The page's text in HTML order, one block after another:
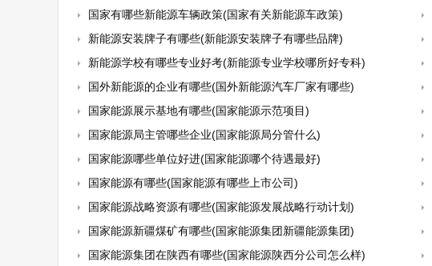
国家有哪些新能源车辆政策(国家有关新能源车政策)
新能源安装牌子有哪些(新能源安装牌子有哪些品牌)
新能源学校有哪些专业好考(新能源专业学校哪所好专科)
国外新能源的企业有哪些(国外新能源汽车厂家有哪些)
国家能源展示基地有哪些(国家能源示范项目)
国家能源局主管哪些企业(国家能源局分管什么)
国家能源哪些单位好进(国家能源哪个待遇最好)
国家能源有哪些(国家能源有哪些上市公司)
国家能源战略资源有哪些(国家能源发展战略行动计划)
国家能源新疆煤矿有哪些(国家能源集团新疆能源集团)
国家能源集团在陕西有哪些(国家能源陕西分公司怎么样)